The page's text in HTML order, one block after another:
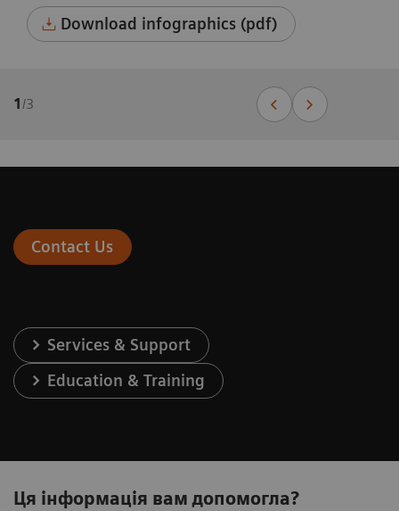
Download infographics (pdf)
1/3
Contact Us
Services & Support
Education & Training
Ця інформація вам допомогла?